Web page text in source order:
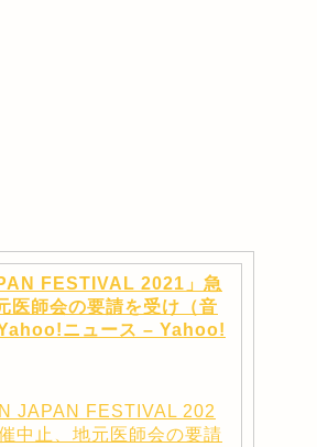
FESTIVAL 2021」急
医師会の要請を受け（音
ニュース – Yahoo!
JAPAN FESTIVAL 202
中止、地元医師会の要請